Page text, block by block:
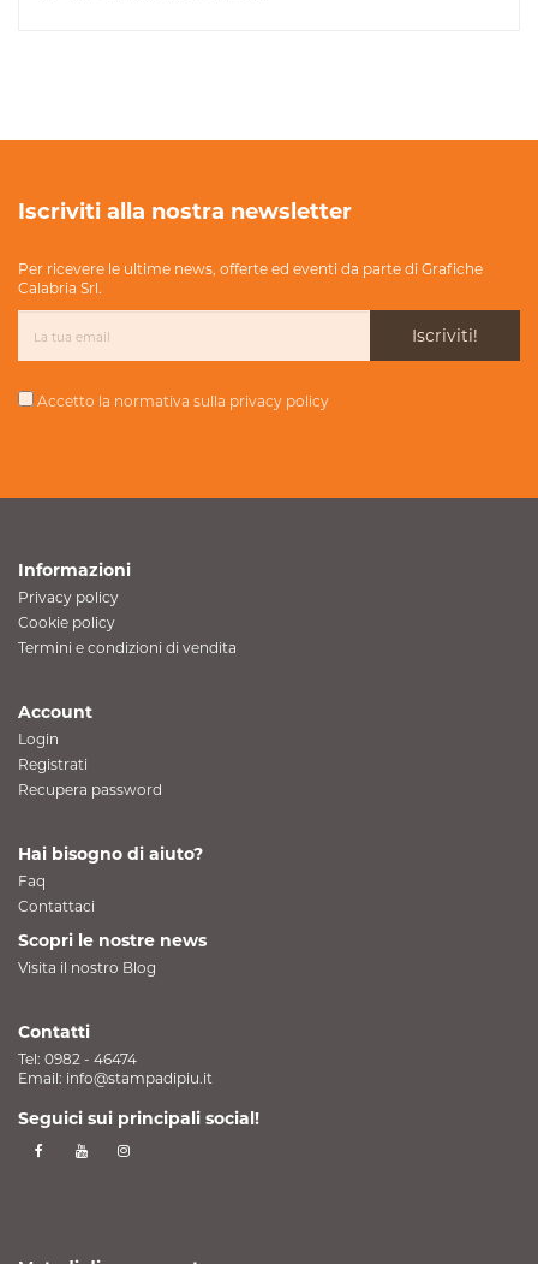
Iscriviti alla nostra newsletter
Per ricevere le ultime news, offerte ed eventi da parte di Grafiche
Calabria Srl.
Iscriviti!
Accetto la normativa sulla privacy policy
Informazioni
Privacy policy
Cookie policy
Termini e condizioni di vendita
Account
Login
Registrati
Recupera password
Hai bisogno di aiuto?
Faq
Contattaci
Scopri le nostre news
Visita il nostro Blog
Contatti
Tel: 0982 - 46474
Email: info@stampadipiu.it
Seguici sui principali social!